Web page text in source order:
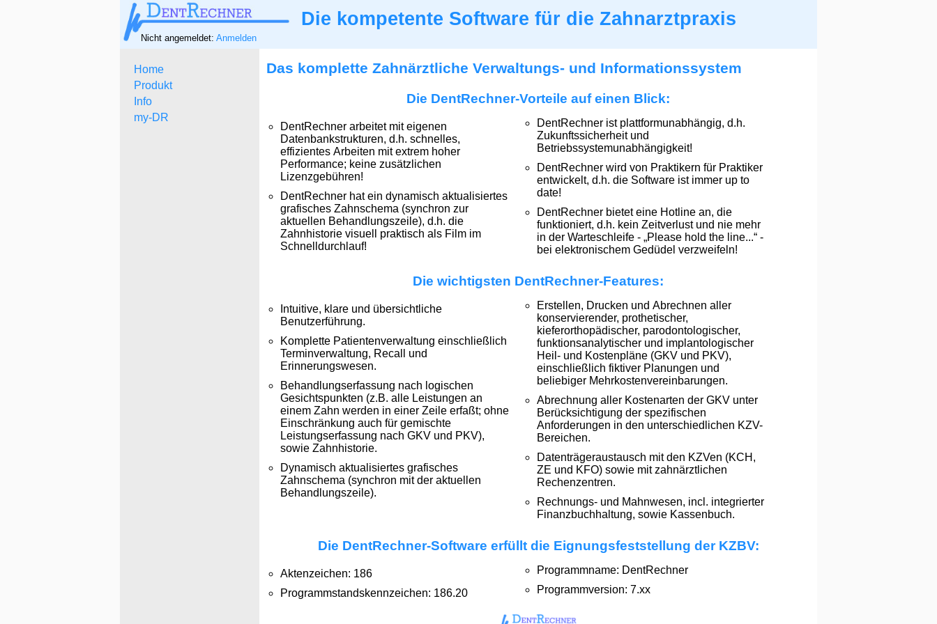
Die kompetente Software für die Zahnarztpraxis
Nicht angemeldet: Anmelden
Home
Produkt
Info
my-DR
Das komplette Zahnärztliche Verwaltungs- und Informationssystem
Die DentRechner-Vorteile auf einen Blick:
DentRechner arbeitet mit eigenen
Datenbankstrukturen, d.h. schnelles,
effizientes Arbeiten mit extrem hoher
Performance; keine zusätzlichen
Lizenzgebühren!
DentRechner hat ein dynamisch aktualisiertes
grafisches Zahnschema (synchron zur
aktuellen Behandlungszeile), d.h. die
Zahnhistorie visuell praktisch als Film im
Schnelldurchlauf!
DentRechner ist plattformunabhängig, d.h.
Zukunftssicherheit und
Betriebssystemunabhängigkeit!
DentRechner wird von Praktikern für Praktiker
entwickelt, d.h. die Software ist immer up to
date!
DentRechner bietet eine Hotline an, die
funktioniert, d.h. kein Zeitverlust und nie mehr
in der Warteschleife - „Please hold the line...“ -
bei elektronischem Gedüdel verzweifeln!
Die wichtigsten DentRechner-Features:
Intuitive, klare und übersichtliche
Benutzerführung.
Komplette Patientenverwaltung einschließlich
Terminverwaltung, Recall und
Erinnerungswesen.
Behandlungserfassung nach logischen
Gesichtspunkten (z.B. alle Leistungen an
einem Zahn werden in einer Zeile erfaßt; ohne
Einschränkung auch für gemischte
Leistungserfassung nach GKV und PKV),
sowie Zahnhistorie.
Dynamisch aktualisiertes grafisches
Zahnschema (synchron mit der aktuellen
Behandlungszeile).
Erstellen, Drucken und Abrechnen aller
konservierender, prothetischer,
kieferorthopädischer, parodontologischer,
funktionsanalytischer und implantologischer
Heil- und Kostenpläne (GKV und PKV),
einschließlich fiktiver Planungen und
beliebiger Mehrkostenvereinbarungen.
Abrechnung aller Kostenarten der GKV unter
Berücksichtigung der spezifischen
Anforderungen in den unterschiedlichen KZV-
Bereichen.
Datenträgeraustausch mit den KZVen (KCH,
ZE und KFO) sowie mit zahnärztlichen
Rechenzentren.
Rechnungs- und Mahnwesen, incl. integrierter
Finanzbuchhaltung, sowie Kassenbuch.
Die DentRechner-Software erfüllt die Eignungsfeststellung der KZBV:
Aktenzeichen: 186
Programmstandskennzeichen: 186.20
Programmname: DentRechner
Programmversion: 7.xx